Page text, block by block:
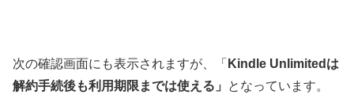
次の確認画面にも表示されますが、「 Kindle Unlimitedは
解約手続後も利用期限までは使える」
となっています。